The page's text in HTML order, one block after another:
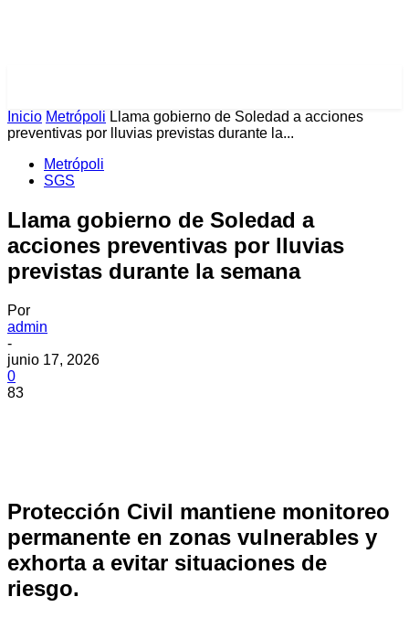
Inicio Metrópoli Llama gobierno de Soledad a acciones
preventivas por lluvias previstas durante la...
Metrópoli
SGS
Llama gobierno de Soledad a
acciones preventivas por lluvias
previstas durante la semana
Por
admin
-
junio 17, 2026
0
83
Protección Civil mantiene monitoreo
permanente en zonas vulnerables y
exhorta a evitar situaciones de
riesgo.